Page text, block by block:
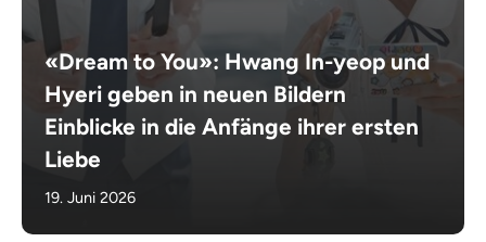
«Dream to You»: Hwang In-yeop und
Hyeri geben in neuen Bildern
Einblicke in die Anfänge ihrer ersten
Liebe
19. Juni 2026